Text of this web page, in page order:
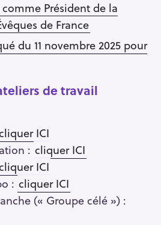
Président de la
de France
du 11 novembre 2025 pour
de travail
ICI
: cliquer ICI
ICI
: cliquer ICI
(« Groupe célé ») :